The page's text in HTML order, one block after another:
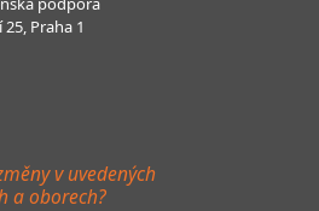
Praha 1
v uvedených
a oborech?